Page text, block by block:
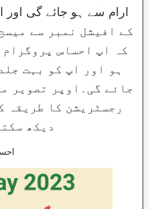
کے افیشل نمبر سے
کہ اپ احساس
ہو اور اپ کو بہت
جائے گی۔اوپر تصویر
رجسٹریشن کا طریقہ
دیکھ